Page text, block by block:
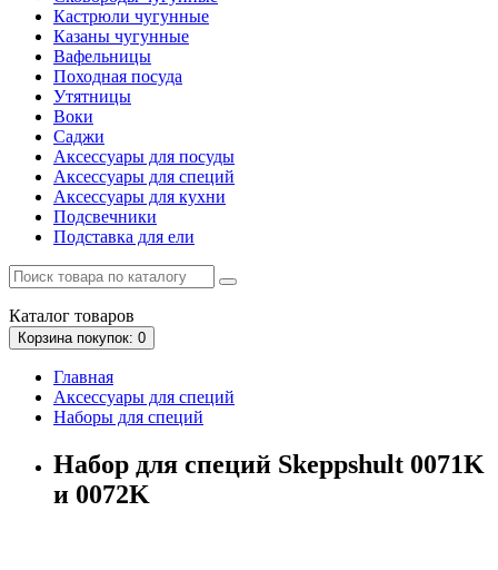
Кастрюли чугунные
Казаны чугунные
Вафельницы
Походная посуда
Утятницы
Bоки
Саджи
Аксессуары для посуды
Аксессуары для специй
Аксессуары для кухни
Подсвечники
Подставка для ели
Каталог товаров
Корзинапокупок: 0
Главная
Аксессуары для специй
Наборы для специй
Набор для специй Skeppshult 0071K
и 0072K